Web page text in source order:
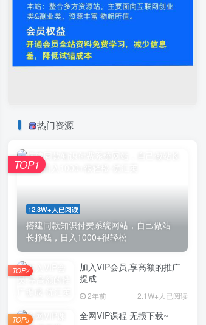
热门资源
12.3W+人已阅读
搭建同款知识付费系统网站，自己做站
长挣钱，日入1000+很轻松
TOP1
加入VIP会员,享高额的推广
提成
2年前 2.1W+人已阅读
TOP2
全网VIP课程 无损下载~
TOP3